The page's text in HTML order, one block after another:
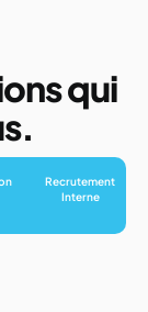
qui
Recrutement
Interne